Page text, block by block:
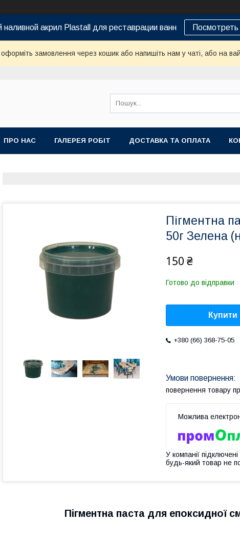
акрил Plastall для реставрации ванн Посмотреть
замовлення через кошик або напишіть нам у чаті, або на
ПРО НАС ГАЛЕРЕЯ РОБІТ ДОСТАВКА ТА ОПЛАТА
Пігментна
50г Зелена
150 ₴
Готово до відправки
Купити
+380 (66) 368-75-05
повернення товару
У компанії
будь-який товар не
Пігментна паста для епоксидної